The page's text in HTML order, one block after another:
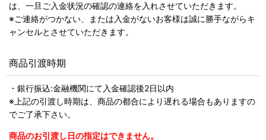
は、一旦ご入金状況の確認の連絡を入れさせていただきます。
※ご連絡がつかない、または入金がないお客様は誠に勝手ながらキ
ャンセルとさせていただきます。
商品引渡時期
・銀行振込:金融機関にて入金確認後2日以内
※上記の引渡し時期は、商品の都合により遅れる場合もありますの
でご了承下さい。
商品のお引渡し日の指定はできません。